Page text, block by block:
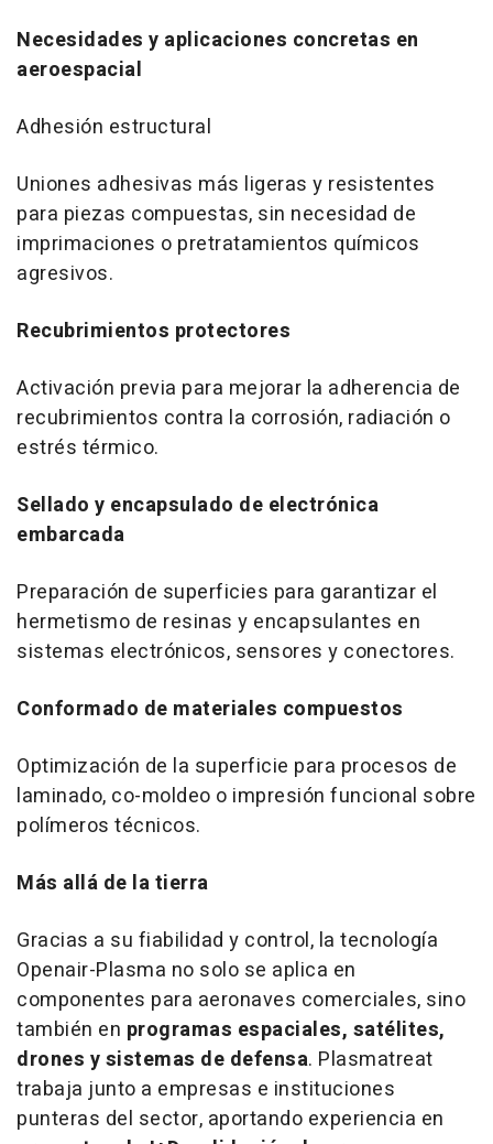
Necesidades y aplicaciones concretas en
aeroespacial
Adhesión estructural
Uniones adhesivas más ligeras y resistentes
para piezas compuestas, sin necesidad de
imprimaciones o pretratamientos químicos
agresivos.
Recubrimientos protectores
Activación previa para mejorar la adherencia de
recubrimientos contra la corrosión, radiación o
estrés térmico.
Sellado y encapsulado de electrónica
embarcada
Preparación de superficies para garantizar el
hermetismo de resinas y encapsulantes en
sistemas electrónicos, sensores y conectores.
Conformado de materiales compuestos
Optimización de la superficie para procesos de
laminado, co-moldeo o impresión funcional sobre
polímeros técnicos.
Más allá de la tierra
Gracias a su fiabilidad y control, la tecnología
Openair-Plasma no solo se aplica en
componentes para aeronaves comerciales, sino
también en programas espaciales, satélites,
drones y sistemas de defensa. Plasmatreat
trabaja junto a empresas e instituciones
punteras del sector, aportando experiencia en